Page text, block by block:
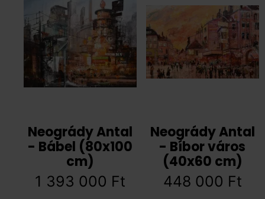
Neogrády Antal
- Bábel (80x100
cm)
1 393 000 Ft
Neogrády Antal
- Bíbor város
(40x60 cm)
448 000 Ft